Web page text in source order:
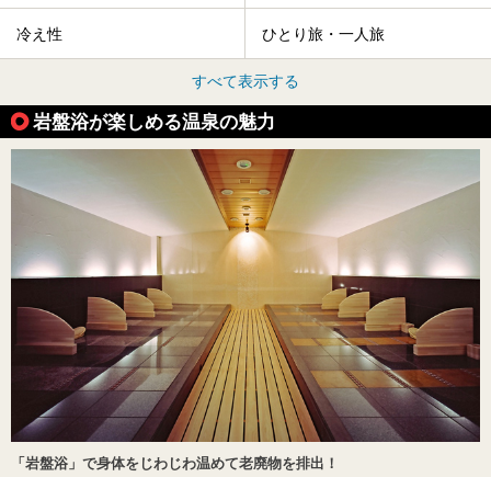
冷え性 ひとり旅・一人旅
すべて表示する
岩盤浴が楽しめる温泉の魅力
「岩盤浴」で身体をじわじわ温めて老廃物を排出！